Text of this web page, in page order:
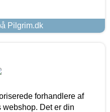
Pilgrim.dk
forhandlere af
Det er din